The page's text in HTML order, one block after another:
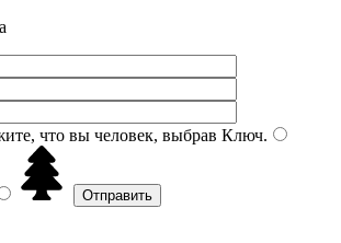
что вы человек, выбрав Ключ.